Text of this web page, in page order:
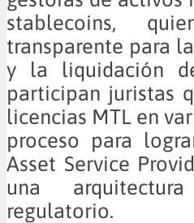
stablecoins,
transparente para
y la liquidación
participan juristas
licencias MTL en
proceso para
Asset Service
una
regulatorio.